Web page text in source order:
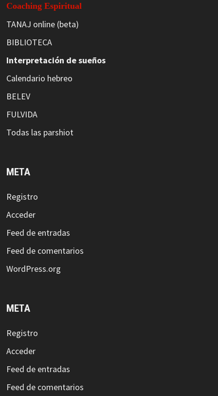
Coaching Espiritual
TANAJ online (beta)
BIBLIOTECA
Interpretación de sueños
Calendario hebreo
BELEV
FULVIDA
Todas las parshiot
META
Registro
Acceder
Feed de entradas
Feed de comentarios
WordPress.org
META
Registro
Acceder
Feed de entradas
Feed de comentarios